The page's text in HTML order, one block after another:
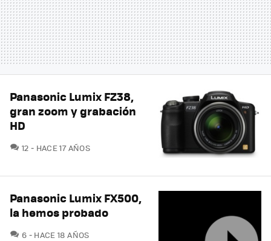
Panasonic Lumix FZ38,
gran zoom y grabación
HD
12 COMENTARIOS
HACE 17 AÑOS
Panasonic Lumix FX500,
la hemos probado
6 COMENTARIOS
HACE 18 AÑOS